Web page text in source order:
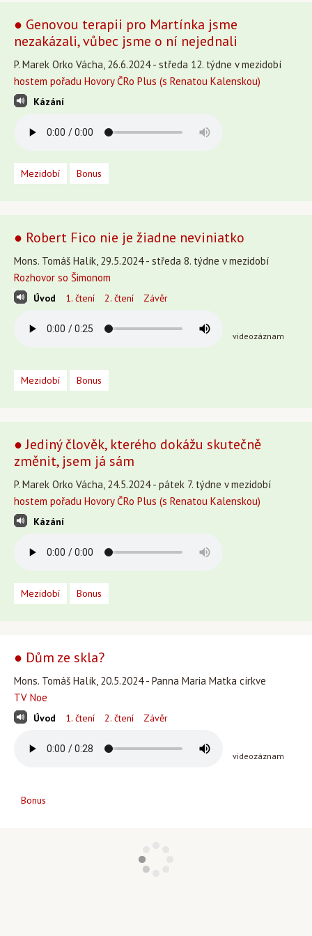
● Genovou terapii pro Martínka jsme
nezakázali, vůbec jsme o ní nejednali
P. Marek Orko Vácha, 26.6.2024 - středa 12. týdne v mezidobí
hostem pořadu Hovory ČRo Plus (s Renatou Kalenskou)
Kázání
Mezidobí Bonus
● Robert Fico nie je žiadne neviniatko
Mons. Tomáš Halík, 29.5.2024 - středa 8. týdne v mezidobí
Rozhovor so Šimonom
Úvod 1. čtení 2. čtení Závěr
videozáznam
Mezidobí Bonus
● Jediný člověk, kterého dokážu skutečně
změnit, jsem já sám
P. Marek Orko Vácha, 24.5.2024 - pátek 7. týdne v mezidobí
hostem pořadu Hovory ČRo Plus (s Renatou Kalenskou)
Kázání
Mezidobí Bonus
● Dům ze skla?
Mons. Tomáš Halík, 20.5.2024 - Panna Maria Matka církve
TV Noe
Úvod 1. čtení 2. čtení Závěr
videozáznam
Bonus